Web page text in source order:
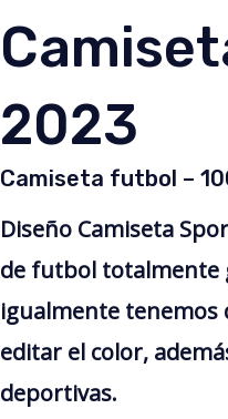
2023
Camiseta futbol –
Diseño Camiseta
de futbol totalmente
igualmente tenemos
editar el color,
deportivas.